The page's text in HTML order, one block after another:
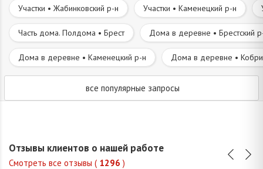
Участки • Жабинковский р-н Участки • Каменецкий р-н
Часть дома. Полдома • Брест Дома в деревне • Брестский
Дома в деревне • Каменецкий р-н Дома в деревне •
все популярные запросы
Отзывы клиентов о нашей работе
Смотреть все отзывы ( 1296 )